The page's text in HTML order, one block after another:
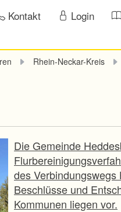
Kontakt Login
Rhein-Neckar-Kreis
Die Gemeinde
des
Beschlüsse und
Kommunen liegen vor.